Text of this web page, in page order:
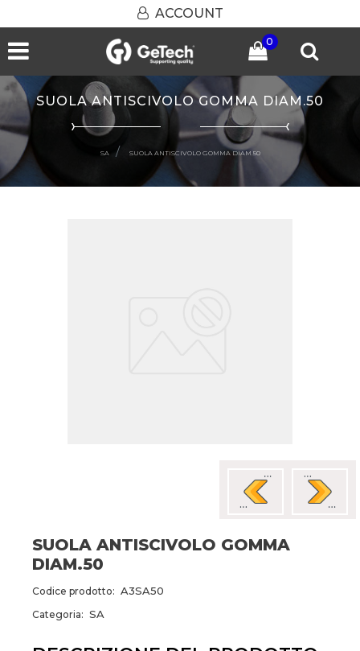
ACCOUNT
Open menu 0
SUOLA ANTISCIVOLO GOMMA DIAM.50
SA SUOLA ANTISCIVOLO GOMMA DIAM.50
SUOLA ANTISCIVOLO GOMMA
DIAM.50
Codice prodotto: A3SA50
Categoria: SA